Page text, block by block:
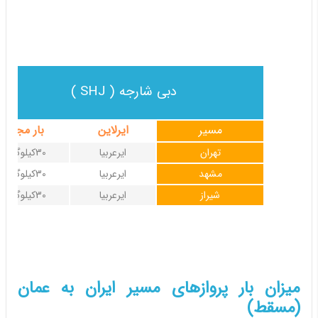
دبی شارجه ( SHJ )
بار مجاز ایرلاین مسیر
30کیلوگرم ایرعربیا
تهران
30کیلوگرم
ایرعربیا
مشهد
30کیلوگرم
ایرعربیا شیراز
میزان بار پروازهای مسیر ایران به عمان
(مسقط)